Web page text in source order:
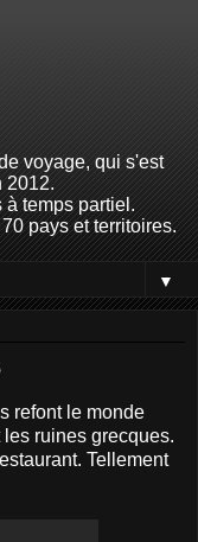
voyage, qui s'est
2012.
temps partiel.
pays et territoires.
▼
refont le monde
ruines grecques.
Tellement